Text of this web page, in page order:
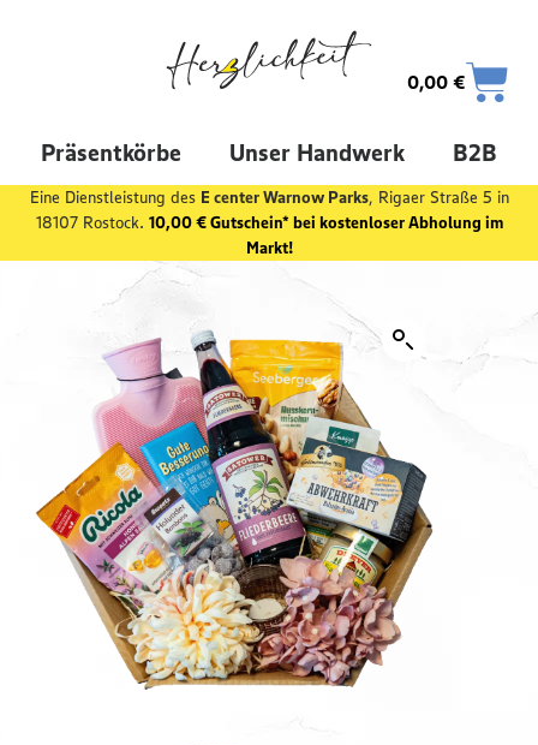
0,00 €
Präsentkörbe Unser Handwerk B2B
Eine Dienstleistung des E center Warnow Parks, Rigaer Straße 5 in
18107 Rostock. 10,00 € Gutschein* bei kostenloser Abholung im
Markt!